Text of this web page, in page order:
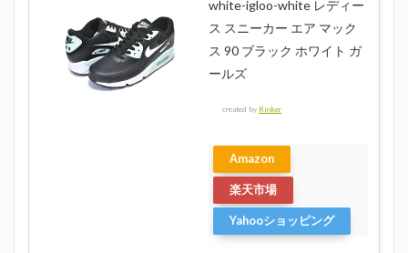
white-igloo-white レディー
ス スニーカー エア マック
ス 90 ブラック ホワイト ガ
ールズ
created by Rinker
Amazon
楽天市場
Yahooショッピング